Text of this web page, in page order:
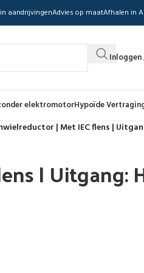
aandrijvingenAdvies op maatAfhalen in
elektromotorHypoïde
| Met IEC flens |
| Uitgang: